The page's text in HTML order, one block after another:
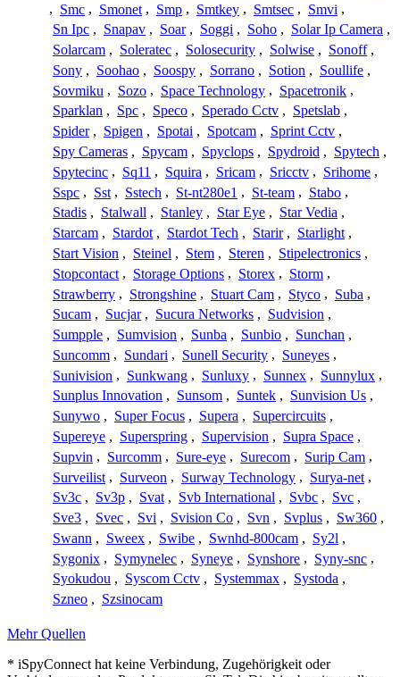
, Smc , Smonet , Smp , Smtkey , Smtsec , Smvi ,
Sn Ipc , Snapav , Soar , Soggi , Soho , Solar Ip Camera ,
Solarcam , Soleratec , Solosecurity , Solwise , Sonoff ,
Sony , Soohao , Soospy , Sorrano , Sotion , Soullife ,
Sovmiku , Sozo , Space Technology , Spacetronik ,
Sparklan , Spc , Speco , Sperado Cctv , Spetslab ,
Spider , Spigen , Spotai , Spotcam , Sprint Cctv ,
Spy Cameras , Spycam , Spyclops , Spydroid , Spytech ,
Spytecinc , Sq11 , Squira , Sricam , Sricctv , Srihome ,
Sspc , Sst , Sstech , St-nt280e1 , St-team , Stabo ,
Stadis , Stalwall , Stanley , Star Eye , Star Vedia ,
Starcam , Stardot , Stardot Tech , Starir , Starlight ,
Start Vision , Steinel , Stem , Steren , Stipelectronics ,
Stopcontact , Storage Options , Storex , Storm ,
Strawberry , Strongshine , Stuart Cam , Styco , Suba ,
Sucam , Sucjar , Sucura Networks , Sudvision ,
Sumpple , Sumvision , Sunba , Sunbio , Sunchan ,
Suncomm , Sundari , Sunell Security , Suneyes ,
Sunivision , Sunkwang , Sunluxy , Sunnex , Sunnylux ,
Sunplus Innovation , Sunsom , Suntek , Sunvision Us ,
Sunywo , Super Focus , Supera , Supercircuits ,
Supereye , Superspring , Supervision , Supra Space ,
Supvin , Surcomm , Sure-eye , Surecom , Surip Cam ,
Surveilist , Surveon , Surway Technology , Surya-net ,
Sv3c , Sv3p , Svat , Svb International , Svbc , Svc ,
Sve3 , Svec , Svi , Svision Co , Svn , Svplus , Sw360 ,
Swann , Sweex , Swibe , Swnhd-800cam , Sy2l ,
Sygonix , Symynelec , Syneye , Synshore , Syny-snc ,
Syokudou , Syscom Cctv , Systemmax , Systoda ,
Szneo , Szsinocam
Mehr Quellen
* iSpyConnect hat keine Verbindung, Zugehörigkeit oder